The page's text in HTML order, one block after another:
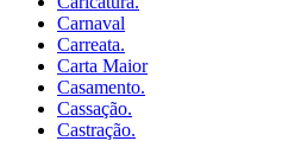
Carnaval
Carreata.
Carta Maior
Casamento.
Cassação.
Castração.